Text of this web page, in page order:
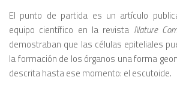
El punto de partida es un artículo
equipo científico en la revista Nature
demostraban que las células epiteliales
la formación de los órganos una forma
descrita hasta ese momento: el escutoide.